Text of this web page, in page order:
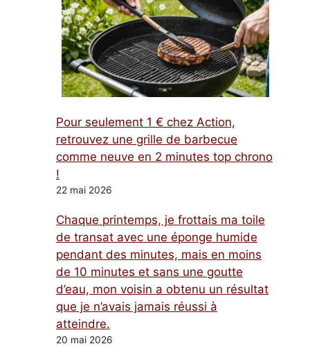
Pour seulement 1 € chez Action,
retrouvez une grille de barbecue
comme neuve en 2 minutes top chrono
!
22 mai 2026
Chaque printemps, je frottais ma toile
de transat avec une éponge humide
pendant des minutes, mais en moins
de 10 minutes et sans une goutte
d’eau, mon voisin a obtenu un résultat
que je n’avais jamais réussi à
atteindre.
20 mai 2026